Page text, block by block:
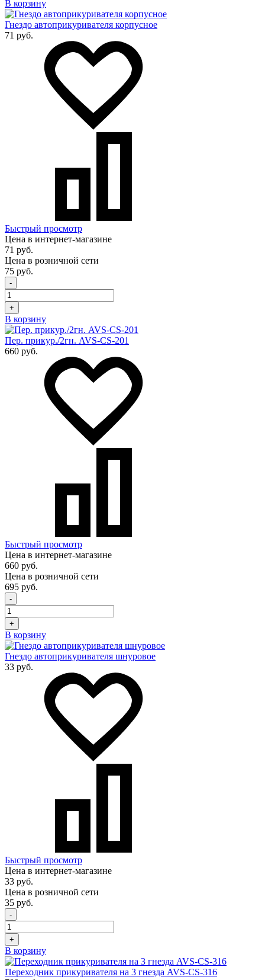
В корзину
Гнездо автоприкуривателя корпусное
71 руб.
Быстрый просмотр
Цена в интернет-магазине
71 руб.
Цена в розничной сети
75 руб.
-
+
В корзину
Пер. прикур./2гн. AVS-CS-201
660 руб.
Быстрый просмотр
Цена в интернет-магазине
660 руб.
Цена в розничной сети
695 руб.
-
+
В корзину
Гнездо автоприкуривателя шнуровое
33 руб.
Быстрый просмотр
Цена в интернет-магазине
33 руб.
Цена в розничной сети
35 руб.
-
+
В корзину
Переходник прикуривателя на 3 гнезда AVS-CS-316